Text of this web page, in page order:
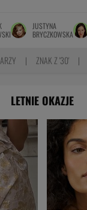
JUSTYNA
BRYCZKOWSKA
ZNAK Z '30'
LETNIE OKAZJE